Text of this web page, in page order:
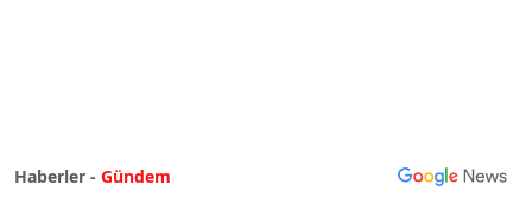
Haberler - Gündem